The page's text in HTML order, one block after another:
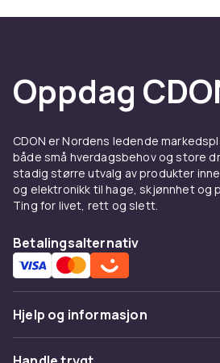
DualShock 4 fungerer til PS4-
Se alle PS5-kontrollere og
Hos CDON finner du
og enkel returrett.
Oppdag
CDON er Nordens ledende
både små hverdagsbehov og store
stadig større utvalg av produkter
og elektronikk til hage, skjønnhet og
Ting for livet, rett og slett.
Betalingsalternativ
Hjelp og informasjon
Vanlige spørsmål